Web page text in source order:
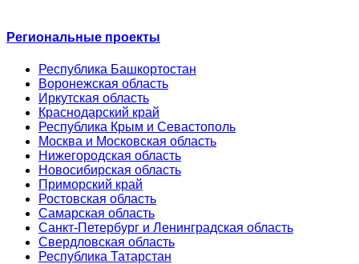
Региональные проекты
Республика Башкортостан
Воронежская область
Иркутская область
Краснодарский край
Республика Крым и Севастополь
Москва и Московская область
Нижегородская область
Новосибирская область
Приморский край
Ростовская область
Самарская область
Санкт-Петербург и Ленинградская область
Свердловская область
Республика Татарстан